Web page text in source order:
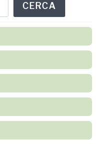
CERCA